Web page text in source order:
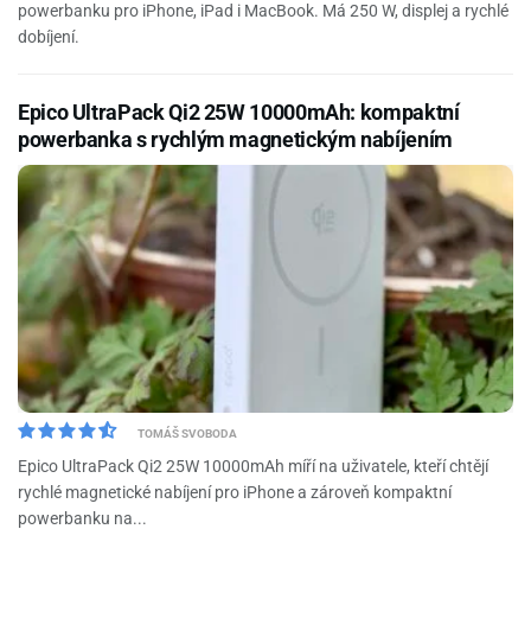
powerbanku pro iPhone, iPad i MacBook. Má 250 W, displej a rychlé
dobíjení.
Epico UltraPack Qi2 25W 10000mAh: kompaktní
powerbanka s rychlým magnetickým nabíjením
TOMÁŠ SVOBODA
Epico UltraPack Qi2 25W 10000mAh míří na uživatele, kteří chtějí
rychlé magnetické nabíjení pro iPhone a zároveň kompaktní
powerbanku na...